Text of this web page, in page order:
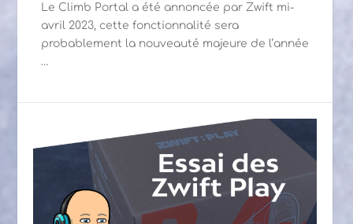
Le Climb Portal a été annoncée par Zwift mi-
avril 2023, cette fonctionnalité sera
probablement la nouveauté majeure de l’année
…